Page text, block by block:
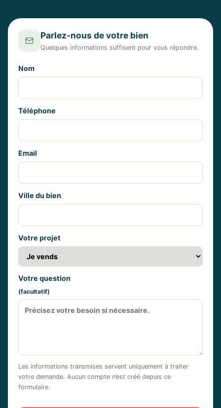
Parlez-nous de votre bien
Quelques informations suffisent pour vous répondre.
Nom
Téléphone
Email
Ville du bien
Votre projet
Votre question
(facultatif)
Les informations transmises servent uniquement à traiter
votre demande. Aucun compte n’est créé depuis ce
formulaire.